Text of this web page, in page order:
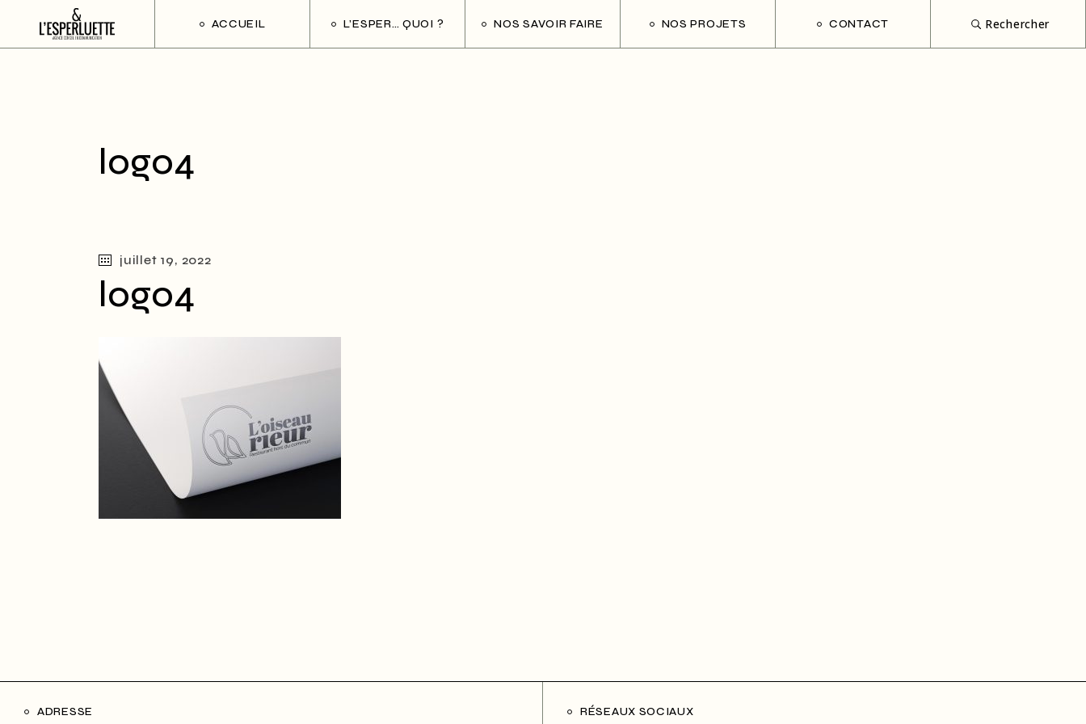
ACCUEIL L’ESPER… QUOI ? NOS SAVOIR FAIRE NOS PROJETS CONTACT Rechercher
logo4
juillet 19, 2022
logo4
ADRESSE RÉSEAUX SOCIAUX